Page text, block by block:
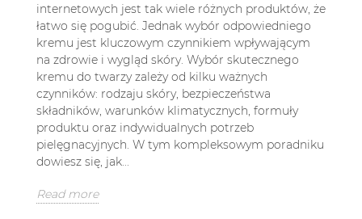
internetowych jest tak wiele różnych produktów, że
łatwo się pogubić. Jednak wybór odpowiedniego
kremu jest kluczowym czynnikiem wpływającym
na zdrowie i wygląd skóry. Wybór skutecznego
kremu do twarzy zależy od kilku ważnych
czynników: rodzaju skóry, bezpieczeństwa
składników, warunków klimatycznych, formuły
produktu oraz indywidualnych potrzeb
pielęgnacyjnych. W tym kompleksowym poradniku
dowiesz się, jak...
Read more